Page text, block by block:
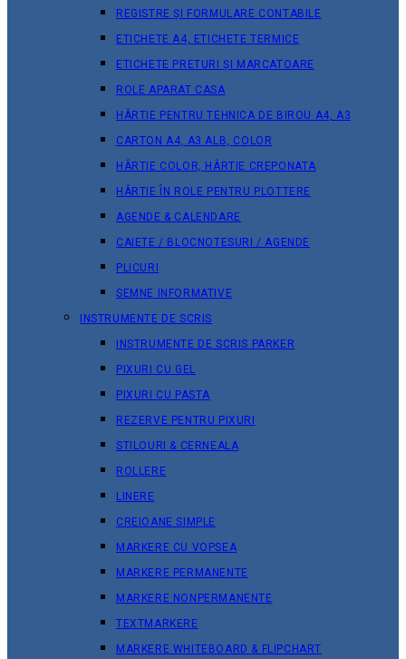
REGISTRE ȘI FORMULARE CONTABILE
ETICHETE A4, ETICHETE TERMICE
ETICHETE PRETURI ȘI MARCATOARE
ROLE APARAT CASA
HÂRTIE PENTRU TEHNICA DE BIROU A4, A3
CARTON A4, A3 ALB, COLOR
HÂRTIE COLOR, HÂRTIE CREPONATA
HÂRTIE ÎN ROLE PENTRU PLOTTERE
AGENDE & CALENDARE
CAIETE / BLOCNOTESURI / AGENDE
PLICURI
SEMNE INFORMATIVE
INSTRUMENTE DE SCRIS
INSTRUMENTE DE SCRIS PARKER
PIXURI CU GEL
PIXURI CU PASTA
REZERVE PENTRU PIXURI
STILOURI & СERNEALA
ROLLERE
LINERE
CREIOANE SIMPLE
MARKERE CU VOPSEA
MARKERE PERMANENTE
MARKERE NONPERMANENTE
TEXTMARKERE
MARKERE WHITEBOARD & FLIPCHART